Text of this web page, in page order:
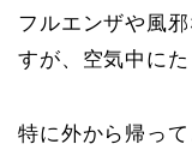
フルエンザや風
すが、空気中に
特に外から帰っ